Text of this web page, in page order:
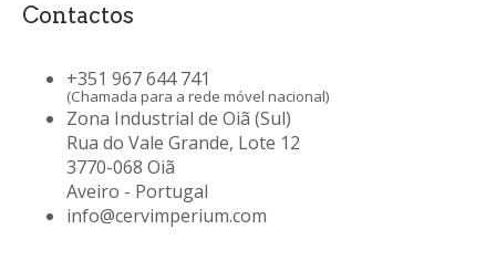
Contactos
+351 967 644 741
(Chamada para a rede móvel nacional)
Zona Industrial de Oiã (Sul)
Rua do Vale Grande, Lote 12
3770-068 Oiã
Aveiro - Portugal
info@cervimperium.com